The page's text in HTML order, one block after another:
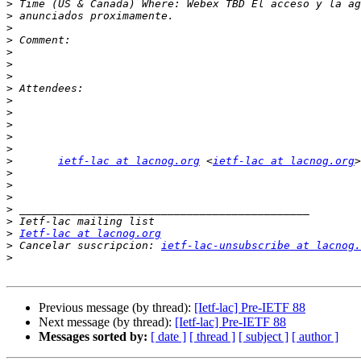
>
>
>
>
>
>
>
>
>
>
>
>
>
>
ietf-lac at lacnog.org <ietf-lac at lacnog.org
>
>
>
>
>
> Ietf-lac at lacnog.org
> Cancelar suscripcion: ietf-lac-unsubscribe at
>
Previous message (by thread): [Ietf-lac] Pre-IETF 88
Next message (by thread): [Ietf-lac] Pre-IETF 88
Messages sorted by: [ date ] [ thread ] [ subject ] [ author ]